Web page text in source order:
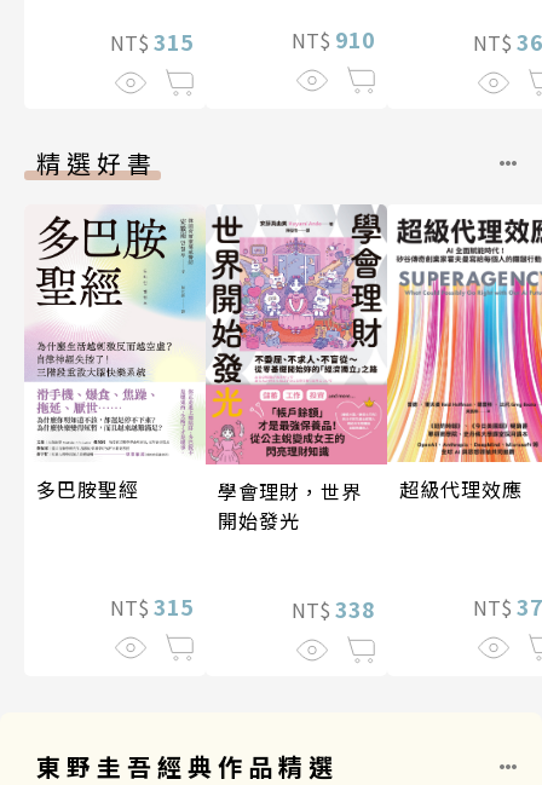
NT$ 315 NT$ 910 NT$
精選好書
多巴胺聖經
NT$ 315
學會理財，世界
開始發光
NT$ 338
超級代理效應
NT$
東野圭吾經典作品精選